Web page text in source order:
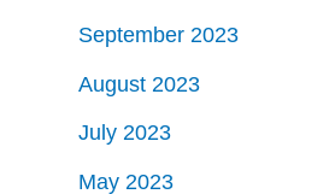
September 2023
August 2023
July 2023
May 2023